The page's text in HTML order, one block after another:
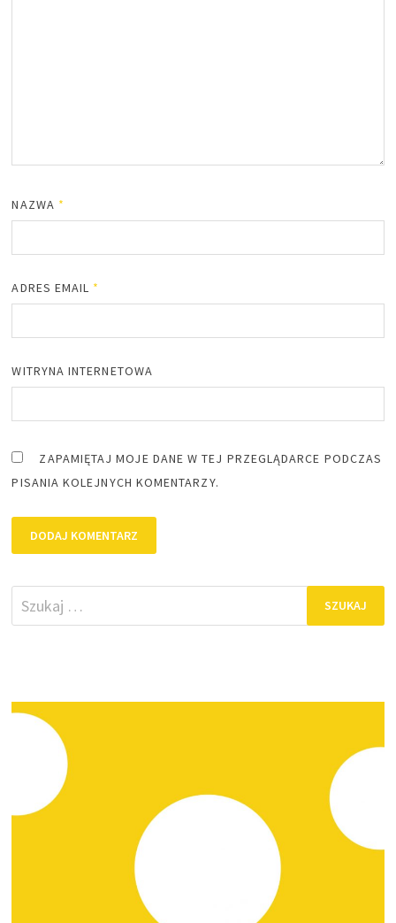
NAZWA *
ADRES EMAIL *
WITRYNA INTERNETOWA
ZAPAMIĘTAJ MOJE DANE W TEJ PRZEGLĄDARCE PODCZAS
PISANIA KOLEJNYCH KOMENTARZY.
Szukaj: